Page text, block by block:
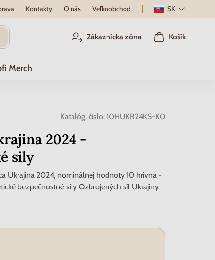
Kontakty O nás Veľkoobchod SK
Zákaznícka zóna Košík
Merch
Katalóg. číslo: 10HUKR24KS-KO
2024 -
sily
Ukrajina 2024, nominálnej hodnoty 10 hrivna -
bezpečnostné sily Ozbrojených síl Ukrajiny